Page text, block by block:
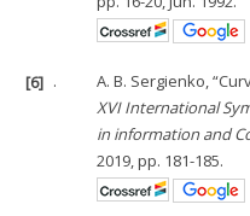
[6] . A. B. Sergienko,
XVI International
in information and
2019, pp. 181-185.